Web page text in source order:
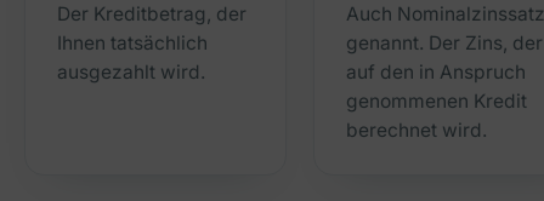
Der Kreditbetrag, der
Ihnen tatsächlich
ausgezahlt wird.
Auch Nominalzinssatz
genannt. Der Zins, der
auf den in Anspruch
genommenen Kredit
berechnet wird.